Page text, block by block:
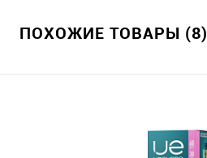
ПОХОЖИЕ ТОВАРЫ (8)